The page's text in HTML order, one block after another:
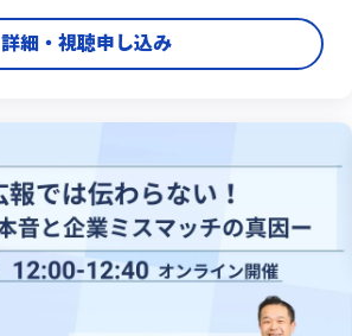
詳細・視聴申し込み